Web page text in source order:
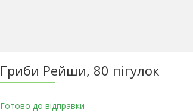
Гриби Рейши, 80 пігулок
Готово до відправки